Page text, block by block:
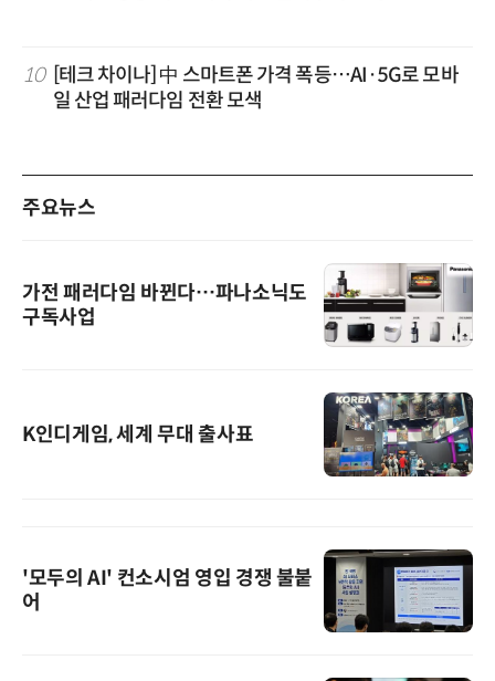
10
[테크 차이나] 中 스마트폰 가격 폭등…AI·5G로 모바
일 산업 패러다임 전환 모색
주요뉴스
가전 패러다임 바뀐다…파나소닉도
구독사업
K인디게임, 세계 무대 출사표
'모두의 AI' 컨소시엄 영입 경쟁 불붙
어